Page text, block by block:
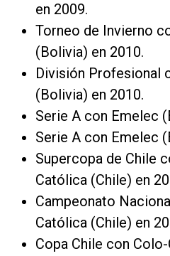
en 2009.
Torneo de Invierno
(Bolivia) en 2010.
División Profesional
(Bolivia) en 2010.
Serie A con Emelec
Serie A con Emelec
Supercopa de Chile
Católica (Chile) en
Campeonato
Católica (Chile) en
Copa Chile con